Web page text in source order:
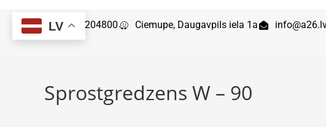
29204800 Ciemupe, Daugavpils iela 1a
Sprostgredzens W – 90
LV